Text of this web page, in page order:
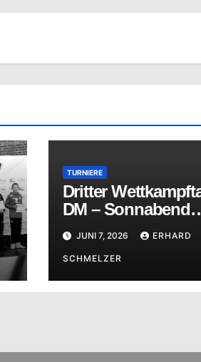
TURNIERE
Dritter
DM – Sonnabend
06.06.2026
JUNI 7, 2026 ERHARD
SCHMELZER